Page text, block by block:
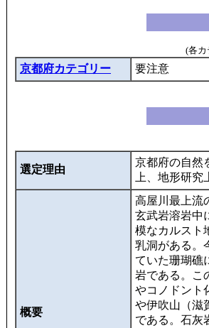
(各
京都府カテゴリー 要注意
選定理由
京都府の自然
上、地形研
概要
高屋川最上流
玄武岩溶岩中
模なカルスト
乳洞がある。
ていた珊瑚礁
岩である。こ
やコノドント
や伊吹山（滋
である。石灰